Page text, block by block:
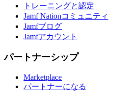
トレーニングと認定
Jamf Nationコミュニティ
Jamfブログ
Jamfアカウント
パートナーシップ
Marketplace
パートナーになる